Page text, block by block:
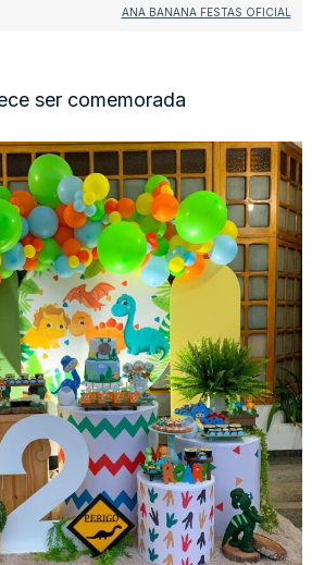
ANA BANANA FESTAS OFICIAL
ser comemorada